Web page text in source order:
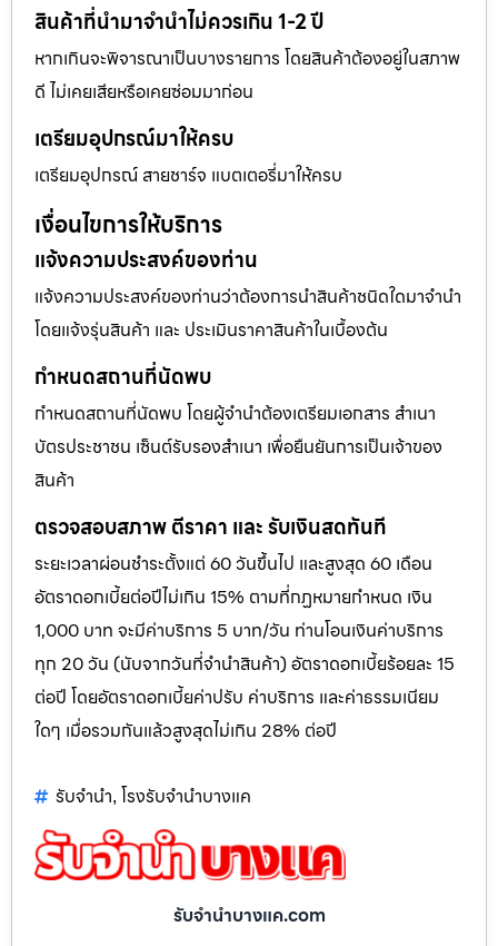
สินค้าที่นำมาจำนำไม่ควรเกิน 1-2 ปี
หากเกินจะพิจารณาเป็นบางรายการ โดยสินค้าต้องอยู่ในสภาพ
ดี ไม่เคยเสียหรือเคยซ่อมมาก่อน
เตรียมอุปกรณ์มาให้ครบ
เตรียมอุปกรณ์ สายชาร์จ แบตเตอรี่มาให้ครบ
เงื่อนไขการให้บริการ
แจ้งความประสงค์ของท่าน
แจ้งความประสงค์ของท่านว่าต้องการนำสินค้าชนิดใดมาจำนำ
โดยแจ้งรุ่นสินค้า และ ประเมินราคาสินค้าในเบื้องต้น
กำหนดสถานที่นัดพบ
กำหนดสถานที่นัดพบ โดยผู้จำนำต้องเตรียมเอกสาร สำเนา
บัตรประชาชน เซ็นต์รับรองสำเนา เพื่อยืนยันการเป็นเจ้าของ
สินค้า
ตรวจสอบสภาพ ตีราคา และ รับเงินสดทันที
ระยะเวลาผ่อนชำระตั้งแต่ 60 วันขึ้นไป และสูงสุด 60 เดือน
อัตราดอกเบี้ยต่อปีไม่เกิน 15% ตามที่กฏหมายกำหนด เงิน
1,000 บาท จะมีค่าบริการ 5 บาท/วัน ท่านโอนเงินค่าบริการ
ทุก 20 วัน (นับจากวันที่จำนำสินค้า) อัตราดอกเบี้ยร้อยละ 15
ต่อปี โดยอัตราดอกเบี้ยค่าปรับ ค่าบริการ และค่าธรรมเนียม
ใดๆ เมื่อรวมกันแล้วสูงสุดไม่เกิน 28% ต่อปี
รับจำนำ, โรงรับจำนำบางแค
รับจํานําบางแค.com